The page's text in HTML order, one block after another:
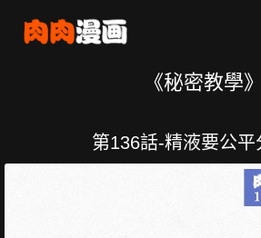
《秘密教學》
第136話-精液要公平